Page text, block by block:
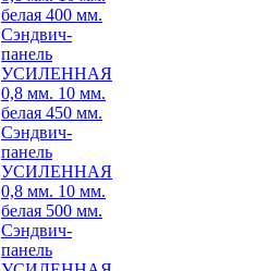
белая 400 мм.
Сэндвич-
панель
УСИЛЕННАЯ
0,8 мм. 10 мм.
белая 450 мм.
Сэндвич-
панель
УСИЛЕННАЯ
0,8 мм. 10 мм.
белая 500 мм.
Сэндвич-
панель